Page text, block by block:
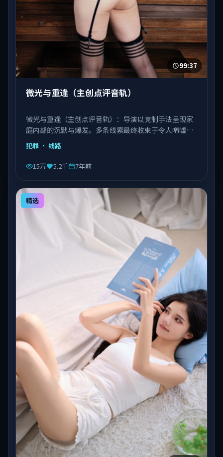
99:37
微光与重逢（主创点评音轨）
微光与重逢（主创点评音轨）：导演以克制手法呈现家
庭内部的沉默与爆发。多条线索最终收束于令人唏嘘的
结局。由徐克执导，刘德华、巩俐、宋康昊等主演，日
本出品，类型为犯罪。
犯罪 · 线路
15万 5.2千 7年前
精选